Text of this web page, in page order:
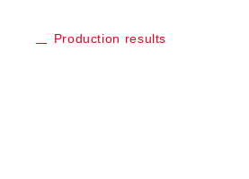
Production results